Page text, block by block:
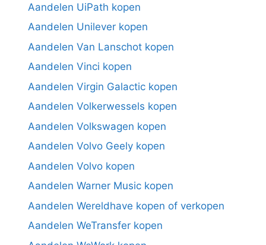
Aandelen UiPath kopen
Aandelen Unilever kopen
Aandelen Van Lanschot kopen
Aandelen Vinci kopen
Aandelen Virgin Galactic kopen
Aandelen Volkerwessels kopen
Aandelen Volkswagen kopen
Aandelen Volvo Geely kopen
Aandelen Volvo kopen
Aandelen Warner Music kopen
Aandelen Wereldhave kopen of verkopen
Aandelen WeTransfer kopen